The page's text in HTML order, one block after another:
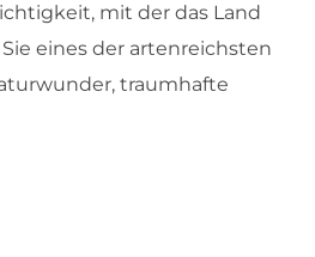
mit der das Land
eines der artenreichsten
traumhafte